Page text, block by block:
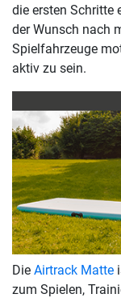
die ersten Schritte
der Wunsch nach
Spielfahrzeuge
aktiv zu sein.
Die Airtrack Matte
zum Spielen,